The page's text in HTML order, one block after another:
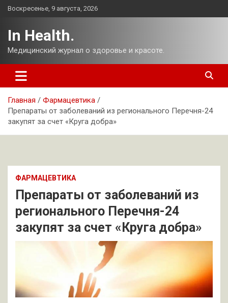
Перейти
Воскресенье, 9 августа, 2026
In Health.
Медицинский журнал о здоровье и красоте.
Главная
Фармацевтика
Препараты от заболеваний из регионального Перечня-24
закупят за счет «Круга добра»
ФАРМАЦЕВТИКА
Препараты от заболеваний из
регионального Перечня-24
закупят за счет «Круга добра»